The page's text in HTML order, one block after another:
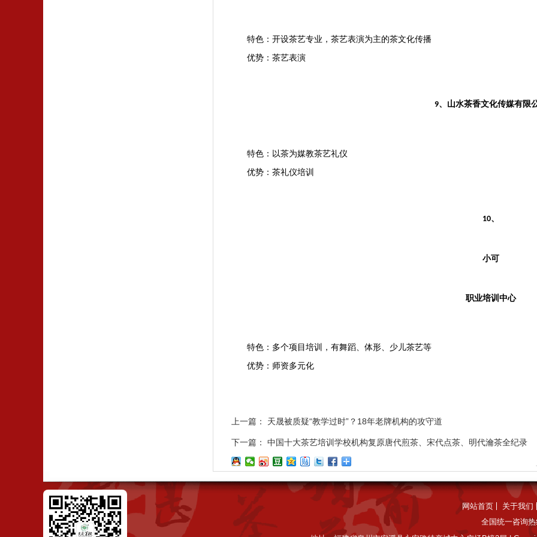
特色：开设茶艺专业，茶艺表演为主的茶文化传播
优势：茶艺表演
9、山水茶香文化传媒有限
特色：以茶为媒教茶艺礼仪
优势：茶礼仪培训
10、
小可
职业培训中心
特色：多个项目培训， 有舞蹈、体形、少儿茶艺等
优势：师资多元化
上一篇： 天晟被质疑“教学过时”？18年老牌机构的攻守道
下一篇： 中国十大茶艺培训学校机构复原唐代煎茶、宋代点茶、明代瀹茶全纪录
网站首页
关于我们
全国统一咨询